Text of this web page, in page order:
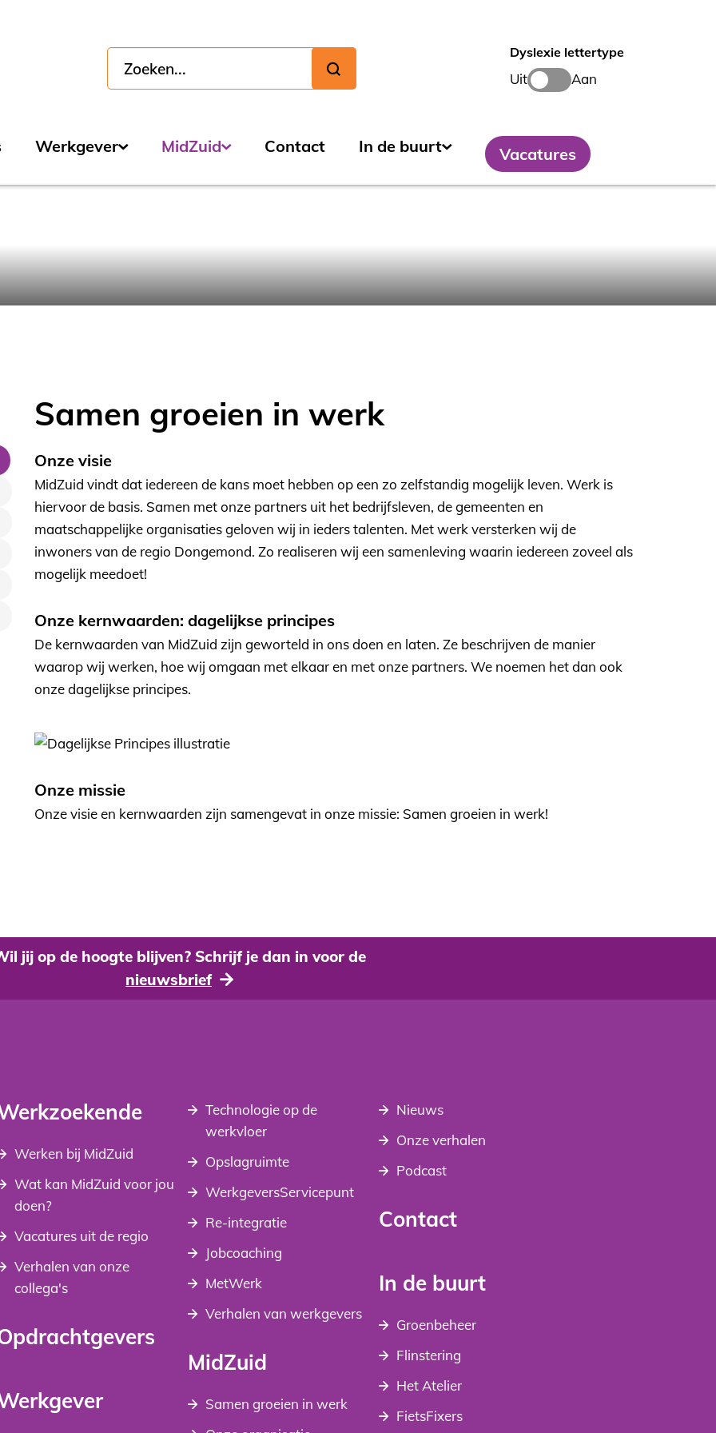
Dyslexie lettertype
Uit Aan
Werkgever
WerkgeversServicepunt
Re-integratie
MidZuid
Onze verhalen
Podcast
Contact In de buurt Vacatures
Samen groeien in werk
Onze visie
MidZuid vindt dat iedereen de kans moet hebben op een zo zelfstandig mogelijk leven. Werk is
hiervoor de basis. Samen met onze partners uit het bedrijfsleven, de gemeenten en
maatschappelijke organisaties geloven wij in ieders talenten. Met werk versterken wij de
inwoners van de regio Dongemond. Zo realiseren wij een samenleving waarin iedereen zoveel als
mogelijk meedoet!
Onze kernwaarden: dagelijkse principes
De kernwaarden van MidZuid zijn geworteld in ons doen en laten. Ze beschrijven de manier
waarop wij werken, hoe wij omgaan met elkaar en met onze partners. We noemen het dan ook
onze dagelijkse principes.
Onze missie
Onze visie en kernwaarden zijn samengevat in onze missie: Samen groeien in werk!
jij op de hoogte blijven? Schrijf je dan in voor de
nieuwsbrief
Werken bij MidZuid
Wat kan MidZuid voor jou
doen?
Vacatures uit de regio
Verhalen van onze
collega's
Technologie op de
werkvloer
Opslagruimte
WerkgeversServicepunt
Re-integratie
Jobcoaching
MetWerk
Verhalen van werkgevers
MidZuid
Samen groeien in werk
Nieuws
Onze verhalen
Podcast
Contact
In de buurt
Groenbeheer
Flinstering
Het Atelier
FietsFixers